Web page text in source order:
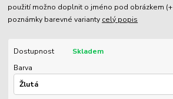
použití možno doplnit o jméno pod obrázkem
poznámky barevné varianty celý popis
Dostupnost
Skladem
Barva